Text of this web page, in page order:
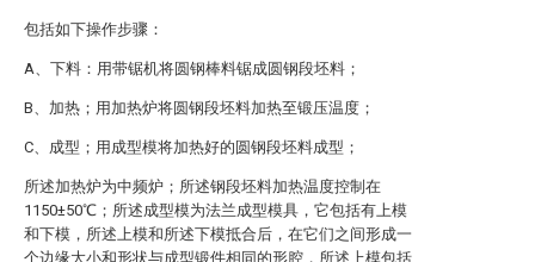
包括如下操作步骤：
A、下料：用带锯机将圆钢棒料锯成圆钢段坯料；
B、加热；用加热炉将圆钢段坯料加热至锻压温度；
C、成型；用成型模将加热好的圆钢段坯料成型；
所述加热炉为中频炉；所述钢段坯料加热温度控制在
1150±50℃；所述成型模为法兰成型模具，它包括有上模
和下模，所述上模和所述下模抵合后，在它们之间形成一
个边缘大小和形状与成型锻件相同的形腔，所述上模包括